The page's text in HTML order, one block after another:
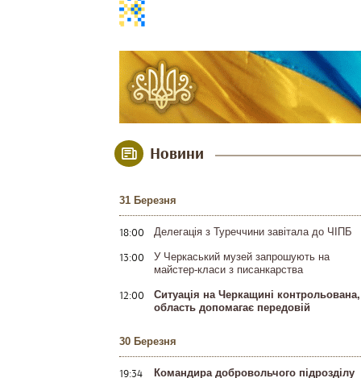
Новини
31 Березня
18:00 Делегація з Туреччини завітала до ЧІПБ
13:00
У Черкаський музей запрошують на
майстер-класи з писанкарства
12:00
Ситуація на Черкащині контрольована,
область допомагає передовій
30 Березня
19:34
Командира добровольчого підрозділу